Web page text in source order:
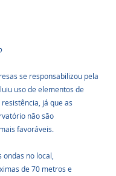
se responsabilizou pela
uso de elementos de
já que as
não são
favoráveis.
no local,
de 70 metros e